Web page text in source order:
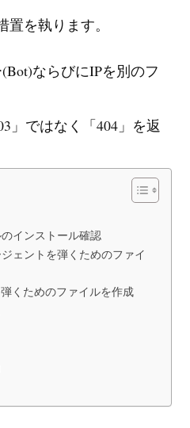
置を執ります。
ならびにIPを別のフ
」ではなく「404」を返
インストール確認
ェントを弾くためのファイ
くためのファイルを作成